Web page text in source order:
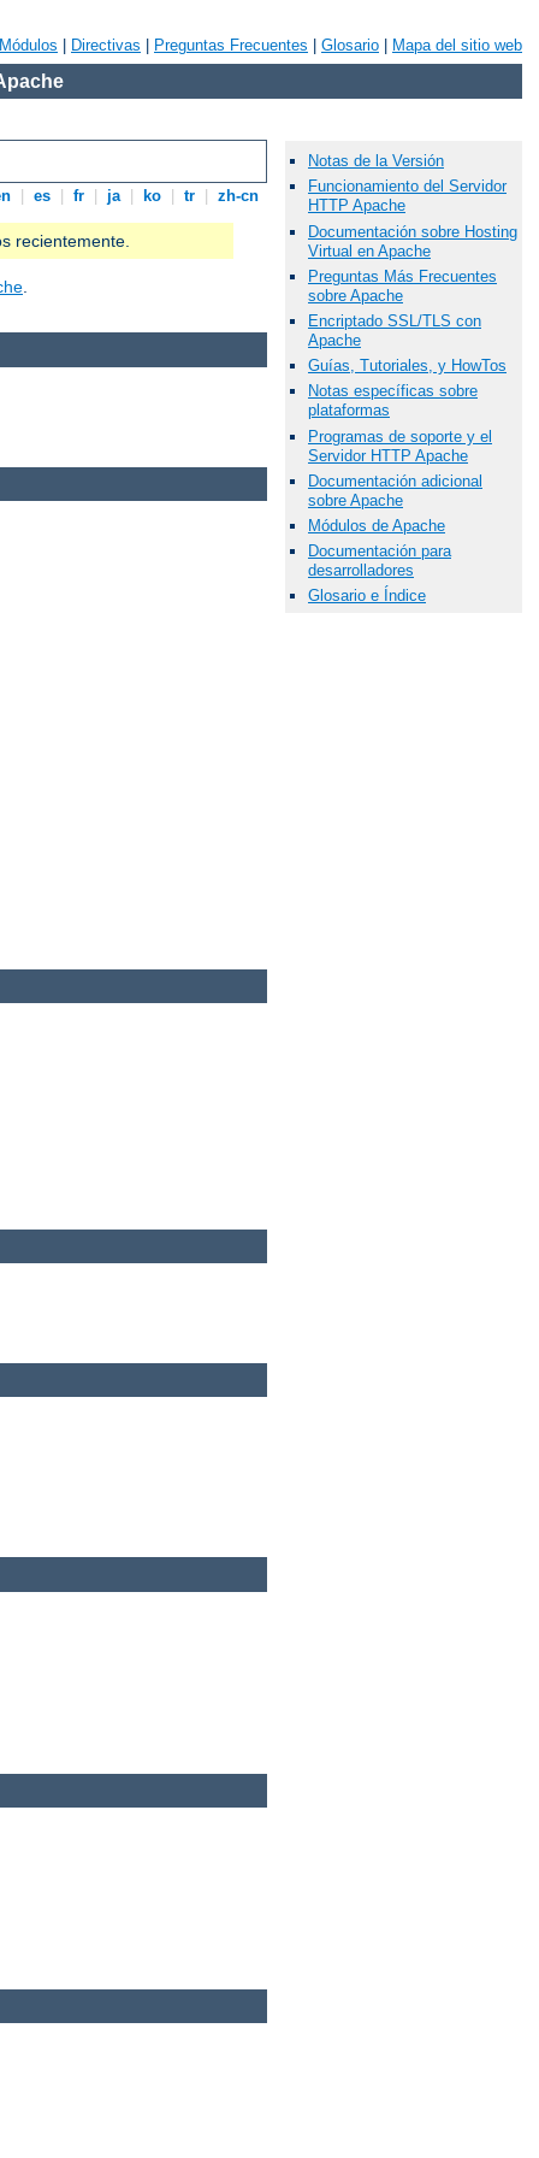
Módulos Directivas Preguntas Frecuentes Glosario Mapa del sitio web
es fr ja ko tr zh-cn
recientemente.
.
Notas de la Versión
Funcionamiento del Servidor
HTTP Apache
Documentación sobre Hosting
Virtual en Apache
Preguntas Más Frecuentes
sobre Apache
Encriptado SSL/TLS con
Apache
Guías, Tutoriales, y HowTos
Notas específicas sobre
plataformas
Programas de soporte y el
Servidor HTTP Apache
Documentación adicional
sobre Apache
Módulos de Apache
Documentación para
desarrolladores
Glosario e Índice